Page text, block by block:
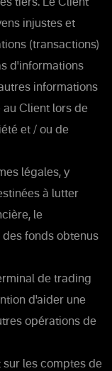
tiers. Le Client
injustes et
(transactions)
d'informations
informations
Client lors de
et / ou de
légales, y
à lutter
le
fonds obtenus
de trading
d'aider une
opérations de
sur les comptes de